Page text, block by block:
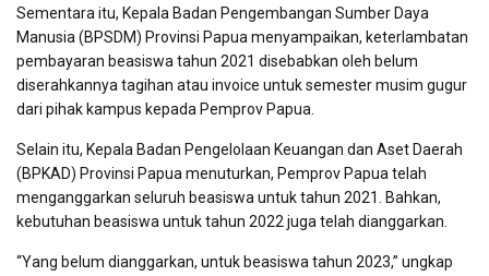
Sementara itu, Kepala Badan Pengembangan Sumber Daya
Manusia (BPSDM) Provinsi Papua menyampaikan, keterlambatan
pembayaran beasiswa tahun 2021 disebabkan oleh belum
diserahkannya tagihan atau invoice untuk semester musim gugur
dari pihak kampus kepada Pemprov Papua.
Selain itu, Kepala Badan Pengelolaan Keuangan dan Aset Daerah
(BPKAD) Provinsi Papua menuturkan, Pemprov Papua telah
menganggarkan seluruh beasiswa untuk tahun 2021. Bahkan,
kebutuhan beasiswa untuk tahun 2022 juga telah dianggarkan.
“Yang belum dianggarkan, untuk beasiswa tahun 2023,” ungkap